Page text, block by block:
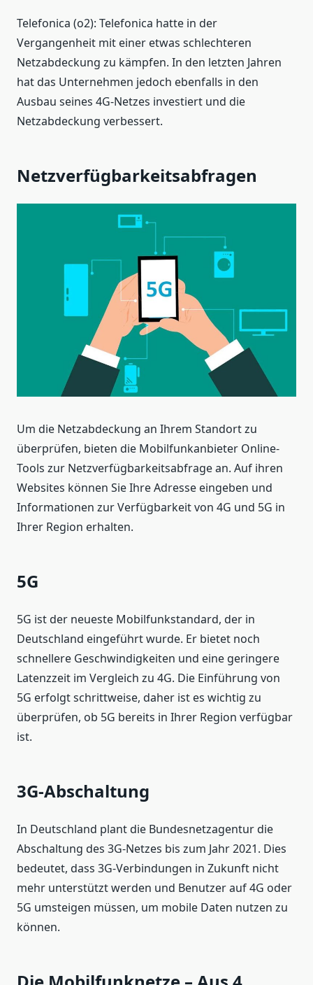
Telefonica (o2): Telefonica hatte in der
Vergangenheit mit einer etwas schlechteren
Netzabdeckung zu kämpfen. In den letzten Jahren
hat das Unternehmen jedoch ebenfalls in den
Ausbau seines 4G-Netzes investiert und die
Netzabdeckung verbessert.
Netzverfügbarkeitsabfragen
Um die Netzabdeckung an Ihrem Standort zu
überprüfen, bieten die Mobilfunkanbieter Online-
Tools zur Netzverfügbarkeitsabfrage an. Auf ihren
Websites können Sie Ihre Adresse eingeben und
Informationen zur Verfügbarkeit von 4G und 5G in
Ihrer Region erhalten.
5G
5G ist der neueste Mobilfunkstandard, der in
Deutschland eingeführt wurde. Er bietet noch
schnellere Geschwindigkeiten und eine geringere
Latenzzeit im Vergleich zu 4G. Die Einführung von
5G erfolgt schrittweise, daher ist es wichtig zu
überprüfen, ob 5G bereits in Ihrer Region verfügbar
ist.
3G-Abschaltung
In Deutschland plant die Bundesnetzagentur die
Abschaltung des 3G-Netzes bis zum Jahr 2021. Dies
bedeutet, dass 3G-Verbindungen in Zukunft nicht
mehr unterstützt werden und Benutzer auf 4G oder
5G umsteigen müssen, um mobile Daten nutzen zu
können.